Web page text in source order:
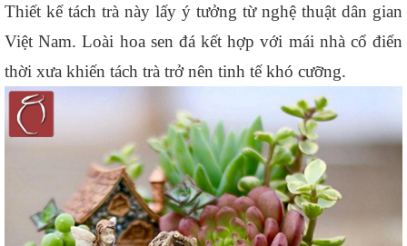
Thiết kế tách trà này lấy ý tưởng từ nghệ thuật dân gian
Việt Nam. Loài hoa sen đá kết hợp với mái nhà cổ điển
thời xưa khiến tách trà trở nên tinh tế khó cưỡng.